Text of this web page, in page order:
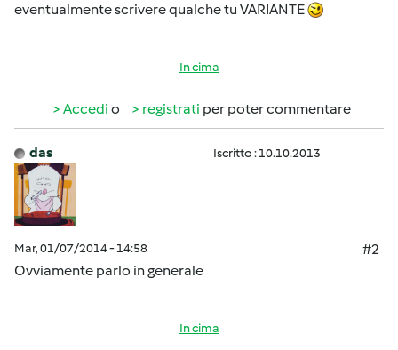
eventualmente scrivere qualche tu VARIANTE
In cima
Accedi o registrati per poter commentare
das Iscritto : 10.10.2013
Mar, 01/07/2014 - 14:58
#2
Ovviamente parlo in generale
In cima